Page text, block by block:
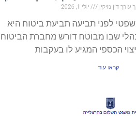
נזיקין יולי 1, 2026
לפני תביעה תביעת ביטוח היא
מבוטח דורש מחברת הביטוח
המגיע לו בעקבות
קראו עוד